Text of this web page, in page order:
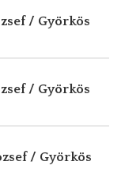
/ Györkös
/ Györkös
/ Györkös